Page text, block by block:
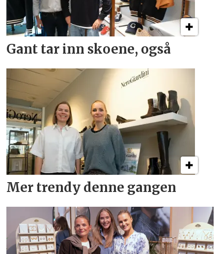
Gant tar inn skoene, også
Mer trendy denne gangen